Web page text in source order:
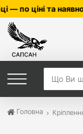
уточнюйте
Головна